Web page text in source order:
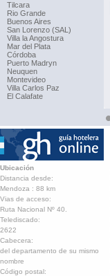
Tilcara
Rio Grande
Buenos Aires
San Lorenzo (SAL)
Villa la Angostura
Mar del Plata
Córdoba
Puerto Madryn
Neuquen
Montevideo
Villa Carlos Paz
El Calafate
Ubicación
Distancia desde:
Mendoza : 88 km
Vias de acceso:
Ruta Nacional Nº 40.
Telediscado:
2622
Cabecera:
del departamento de su mismo
nombre
Código postal: